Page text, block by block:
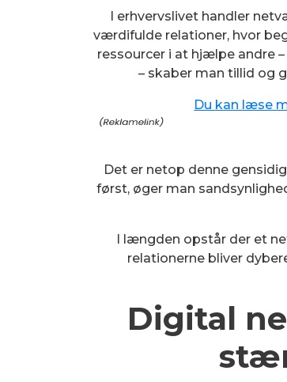
I erhvervslivet handler
værdifulde relationer, hvor
ressourcer i at hjælpe andre
– skaber man tillid og
Du kan læse
Det er netop denne
først, øger man
I længden opstår der et
relationerne bliver
Digital